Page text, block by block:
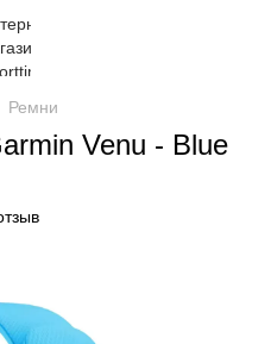
Ремни
Venu - Blue